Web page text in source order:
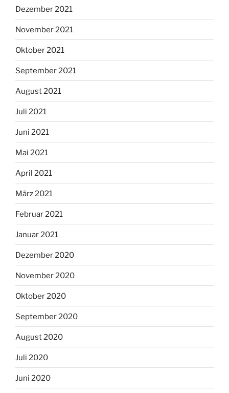
Dezember 2021
November 2021
Oktober 2021
September 2021
August 2021
Juli 2021
Juni 2021
Mai 2021
April 2021
März 2021
Februar 2021
Januar 2021
Dezember 2020
November 2020
Oktober 2020
September 2020
August 2020
Juli 2020
Juni 2020